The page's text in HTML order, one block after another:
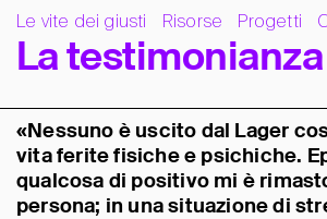
Le vite dei giusti Risorse Progetti
La testimonianza
«Nessuno è uscito dal Lager
vita ferite fisiche e psichiche.
qualcosa di positivo mi è
persona; in una situazione di